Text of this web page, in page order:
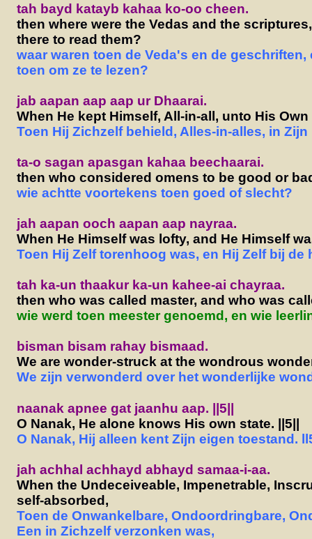
tah bayd katayb kahaa ko-oo cheen.
then where were the Vedas and the
there to read them?
waar waren toen de Veda's en de geschriften,
toen om ze te lezen?
jab aapan aap aap ur Dhaarai.
When He kept Himself, All-in-all, unto His Own
Toen Hij Zichzelf behield, Alles-in-alles, in Zijn
ta-o sagan apasgan kahaa beechaarai.
then who considered omens to be good or
wie achtte voortekens toen goed of slecht?
jah aapan ooch aapan aap nayraa.
When He Himself was lofty, and He Himself
Toen Hij Zelf torenhoog was, en Hij Zelf bij de
tah ka-un thaakur ka-un kahee-ai chayraa.
then who was called master, and who was
wie werd toen meester genoemd, en wie
bisman bisam rahay bismaad.
We are wonder-struck at the wondrous
We zijn verwonderd over het wonderlijke
naanak apnee gat jaanhu aap. ||5||
O Nanak, He alone knows His own state. ||5||
O Nanak, Hij alleen kent Zijn eigen toestand.
jah achhal achhayd abhayd samaa-i-aa.
When the Undeceiveable, Impenetrable,
self-absorbed,
Toen de Onwankelbare, Ondoordringbare,
Een in Zichzelf verzonken was,